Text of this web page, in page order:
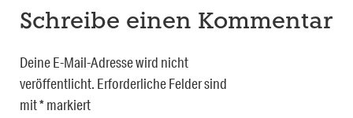
Schreibe einen Kommentar
Deine E-Mail-Adresse wird nicht
veröffentlicht. Erforderliche Felder sind
mit*markiert